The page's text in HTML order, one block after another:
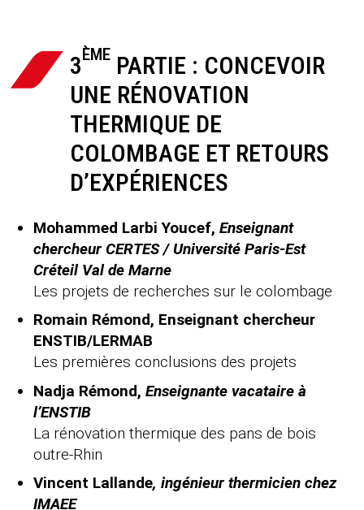
3ÈME PARTIE : CONCEVOIR
UNE RÉNOVATION
THERMIQUE DE
COLOMBAGE ET RETOURS
D’EXPÉRIENCES
Mohammed Larbi Youcef,Enseignant
chercheur CERTES / Université Paris-Est
Créteil Val de Marne
Les projets de recherches sur le colombage
Romain Rémond, Enseignant chercheur
ENSTIB/LERMAB
Les premières conclusions des projets
Nadja Rémond,Enseignante vacataire à
l’ENSTIB
La rénovation thermique des pans de bois
outre-Rhin
Vincent Lallande, ingénieur thermicien chez
IMAEE